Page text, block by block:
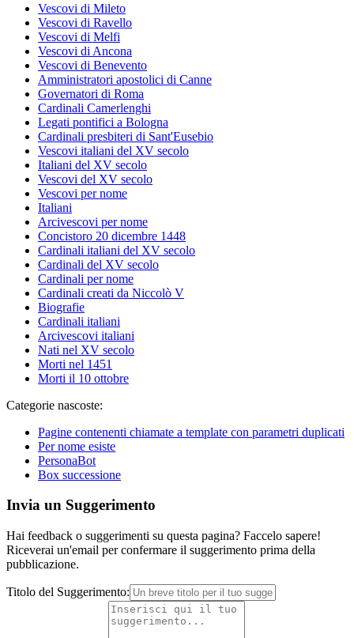
Vescovi di Mileto
Vescovi di Ravello
Vescovi di Melfi
Vescovi di Ancona
Vescovi di Benevento
Amministratori apostolici di Canne
Governatori di Roma
Cardinali Camerlenghi
Legati pontifici a Bologna
Cardinali presbiteri di Sant'Eusebio
Vescovi italiani del XV secolo
Italiani del XV secolo
Vescovi del XV secolo
Vescovi per nome
Italiani
Arcivescovi per nome
Concistoro 20 dicembre 1448
Cardinali italiani del XV secolo
Cardinali del XV secolo
Cardinali per nome
Cardinali creati da Niccolò V
Biografie
Cardinali italiani
Arcivescovi italiani
Nati nel XV secolo
Morti nel 1451
Morti il 10 ottobre
Categorie nascoste:
Pagine contenenti chiamate a template con parametri duplicati
Per nome esiste
PersonaBot
Box successione
Invia un Suggerimento
Hai feedback o suggerimenti su questa pagina? Faccelo sapere!
Riceverai un'email per confermare il suggerimento prima della
pubblicazione.
Titolo del Suggerimento: